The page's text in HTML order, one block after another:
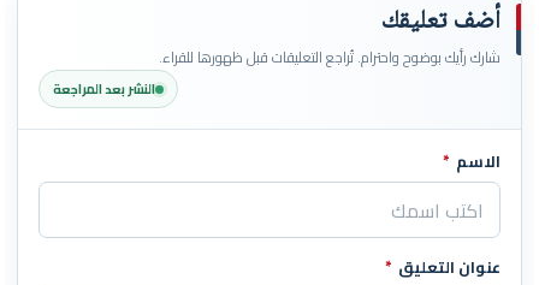
أضف تعليقك
شارك رأيك بوضوح واحترام. تُراجع التعليقات قبل ظهورها للقراء.
النشر بعد المراجعة
اترك هذا الحقل فارغاً
الاسم *
عنوان التعليق *